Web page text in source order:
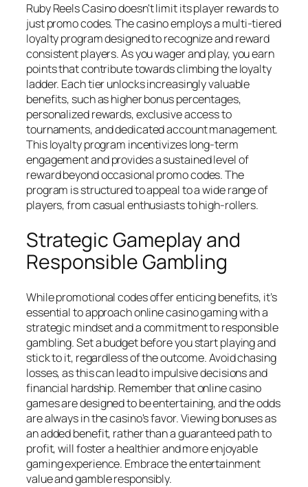
Ruby Reels Casino doesn't limit its player rewards to
just promo codes. The casino employs a multi-tiered
loyalty program designed to recognize and reward
consistent players. As you wager and play, you earn
points that contribute towards climbing the loyalty
ladder. Each tier unlocks increasingly valuable
benefits, such as higher bonus percentages,
personalized rewards, exclusive access to
tournaments, and dedicated account management.
This loyalty program incentivizes long-term
engagement and provides a sustained level of
reward beyond occasional promo codes. The
program is structured to appeal to a wide range of
players, from casual enthusiasts to high-rollers.
Strategic Gameplay and
Responsible Gambling
While promotional codes offer enticing benefits, it’s
essential to approach online casino gaming with a
strategic mindset and a commitment to responsible
gambling. Set a budget before you start playing and
stick to it, regardless of the outcome. Avoid chasing
losses, as this can lead to impulsive decisions and
financial hardship. Remember that online casino
games are designed to be entertaining, and the odds
are always in the casino's favor. Viewing bonuses as
an added benefit, rather than a guaranteed path to
profit, will foster a healthier and more enjoyable
gaming experience. Embrace the entertainment
value and gamble responsibly.